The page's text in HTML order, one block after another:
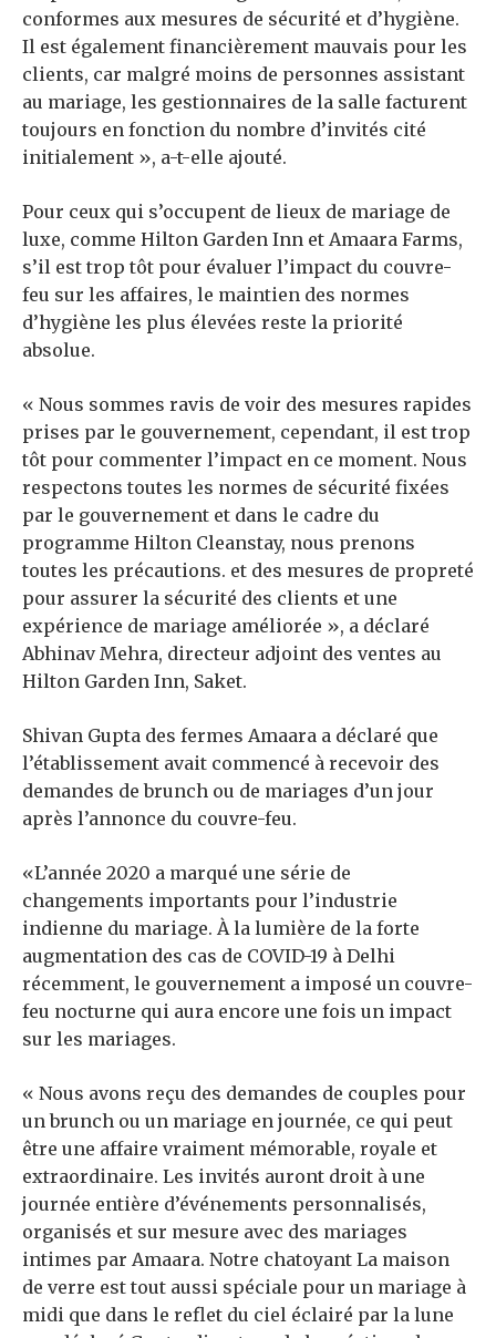
conformes aux mesures de sécurité et d’hygiène.
Il est également financièrement mauvais pour les
clients, car malgré moins de personnes assistant
au mariage, les gestionnaires de la salle facturent
toujours en fonction du nombre d’invités cité
initialement », a-t-elle ajouté.
Pour ceux qui s’occupent de lieux de mariage de
luxe, comme Hilton Garden Inn et Amaara Farms,
s’il est trop tôt pour évaluer l’impact du couvre-
feu sur les affaires, le maintien des normes
d’hygiène les plus élevées reste la priorité
absolue.
« Nous sommes ravis de voir des mesures rapides
prises par le gouvernement, cependant, il est trop
tôt pour commenter l’impact en ce moment. Nous
respectons toutes les normes de sécurité fixées
par le gouvernement et dans le cadre du
programme Hilton Cleanstay, nous prenons
toutes les précautions. et des mesures de propreté
pour assurer la sécurité des clients et une
expérience de mariage améliorée », a déclaré
Abhinav Mehra, directeur adjoint des ventes au
Hilton Garden Inn, Saket.
Shivan Gupta des fermes Amaara a déclaré que
l’établissement avait commencé à recevoir des
demandes de brunch ou de mariages d’un jour
après l’annonce du couvre-feu.
«L’année 2020 a marqué une série de
changements importants pour l’industrie
indienne du mariage. À la lumière de la forte
augmentation des cas de COVID-19 à Delhi
récemment, le gouvernement a imposé un couvre-
feu nocturne qui aura encore une fois un impact
sur les mariages.
« Nous avons reçu des demandes de couples pour
un brunch ou un mariage en journée, ce qui peut
être une affaire vraiment mémorable, royale et
extraordinaire. Les invités auront droit à une
journée entière d’événements personnalisés,
organisés et sur mesure avec des mariages
intimes par Amaara. Notre chatoyant La maison
de verre est tout aussi spéciale pour un mariage à
midi que dans le reflet du ciel éclairé par la lune